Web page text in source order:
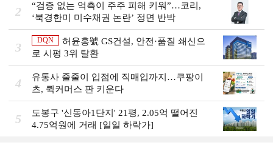
2
“검증 없는 억측이 주주 피해 키워”…코리,
‘북경한미 미수채권 논란’ 정면 반박
3
DQN
허윤홍號 GS건설, 안전·품질 쇄신으
로 시평 3위 탈환
4
유통사 줄줄이 입점에 직매입까지…쿠팡이
츠, 퀵커머스 판 키운다
5
도봉구 '신동아1단지' 21평, 2.05억 떨어진
4.75억원에 거래 [일일 하락가]